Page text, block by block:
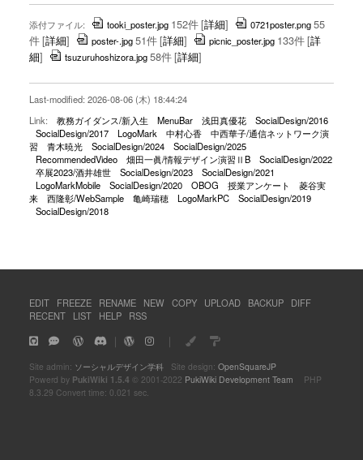
添付ファイル: tooki_poster.jpg 152件[詳細] 0721poster.png55
件[詳細] poster-.jpg51件[詳細] picnic_poster.jpg 133件[詳
細] tsuzuruhoshizora.jpg58件[詳細]
Last-modified: 2026-08-06 (木) 18:44:24
Link:
教務ガイダンス/新入生 MenuBar 浅田真優花
SocialDesign/2016
SocialDesign/2017
LogoMark 中村心香
中西華子/通信ネットワーク演
習
青木暁光 SocialDesign/2024
SocialDesign/2025
RecommendedVideo
畑田一眞/情報デザイン演習ⅡB
SocialDesign/2022
卒展2023/酒井雄世
SocialDesign/2023
SocialDesign/2021
LogoMarkMobile
SocialDesign/2020 OBOG 授業アンケート
菱谷実
来
西隆彰/WebSample 亀崎瑞穂 LogoMarkPC
SocialDesign/2019
SocialDesign/2018
EDIT FREEZE RENAME NEW COPY UPLOAD BACKUP
DIFF
RECENT
LIST HELP RSS
｜ ｜
Site admin: ソーシャルデザイン学科Site design: OpenSquareJP
Powerd by PukiWiki 1.5.4 © 2001-2022 PukiWiki Development Team PHP
8.3.29 Convert time: 0.021 sec.